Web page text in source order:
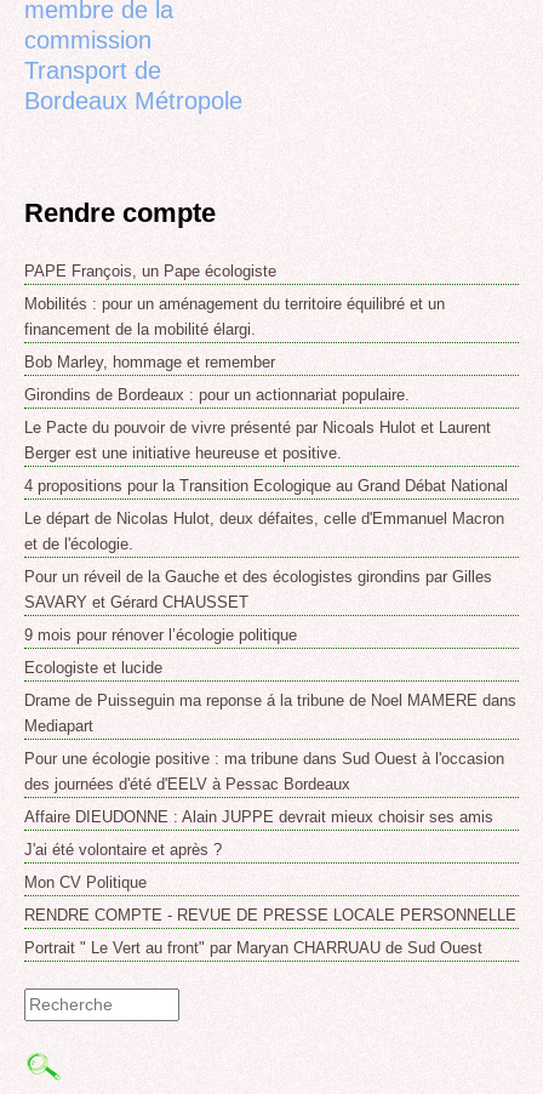
membre de la
commission
Transport de
Bordeaux Métropole
Rendre compte
PAPE François, un Pape écologiste
Mobilités : pour un aménagement du territoire équilibré et un
financement de la mobilité élargi.
Bob Marley, hommage et remember
Girondins de Bordeaux : pour un actionnariat populaire.
Le Pacte du pouvoir de vivre présenté par Nicoals Hulot et Laurent
Berger est une initiative heureuse et positive.
4 propositions pour la Transition Ecologique au Grand Débat National
Le départ de Nicolas Hulot, deux défaites, celle d'Emmanuel Macron
et de l'écologie.
Pour un réveil de la Gauche et des écologistes girondins par Gilles
SAVARY et Gérard CHAUSSET
9 mois pour rénover l’écologie politique
Ecologiste et lucide
Drame de Puisseguin ma reponse á la tribune de Noel MAMERE dans
Mediapart
Pour une écologie positive : ma tribune dans Sud Ouest à l'occasion
des journées d'été d'EELV à Pessac Bordeaux
Affaire DIEUDONNE : Alain JUPPE devrait mieux choisir ses amis
J'ai été volontaire et après ?
Mon CV Politique
RENDRE COMPTE - REVUE DE PRESSE LOCALE PERSONNELLE
Portrait " Le Vert au front" par Maryan CHARRUAU de Sud Ouest
Formulaire
de